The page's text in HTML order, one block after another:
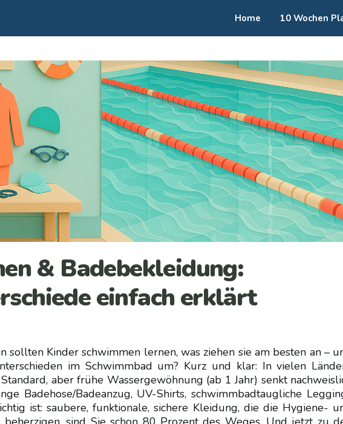
Home 10 Wochen
& Badebekleidung:
einfach erklärt
sollten Kinder schwimmen lernen, was ziehen sie am besten an –
im Schwimmbad um? Kurz und klar: In vielen
aber frühe Wassergewöhnung (ab 1 Jahr) senkt
Badehose/Badeanzug, UV-Shirts, schwimmbadtaugliche
ist: saubere, funktionale, sichere Kleidung, die die Hygiene-